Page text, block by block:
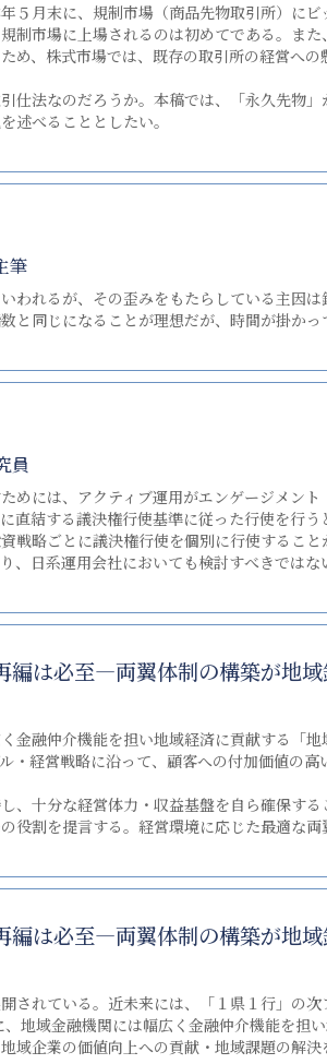
５月末に、規制市場（商品先物取引所）に
制市場に上場されるのは初めてである。ま
め、株式市場では、既存の取引所の経営へ
仕法なのだろうか。本稿では、「永久先物
述べることとしたい。
筆
われるが、その歪みをもたらしている主因
と同じになることが理想だが、時間が掛か
員
めには、アクティブ運用がエンゲージメン
直結する議決権行使基準に従った行使を行
戦略ごとに議決権行使を個別に行使するこ
日系運用会社においても検討すべきではな
編は必至―両翼体制の構築が地
金融仲介機能を担い地域経済に貢献する「
・経営戦略に沿って、顧客への付加価値の
十分な経営体力・収益基盤を自ら確保す
役割を提言する。経営環境に応じた最適な両
編は必至―両翼体制の構築が地
されている。近未来には、「１県１行」の
地域金融機関には幅広く金融仲介機能を
域企業の価値向上への貢献・地域課題の解